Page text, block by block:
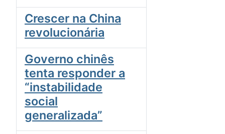
Crescer na China
revolucionária
Governo chinês
tenta responder a
“instabilidade
social
generalizada”